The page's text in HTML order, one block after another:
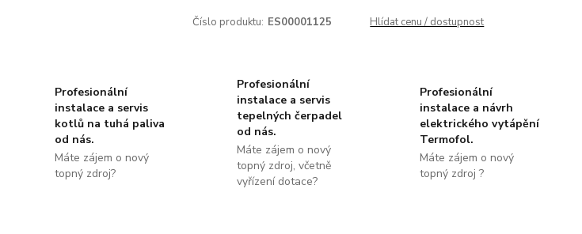
Číslo produktu: ES00001125 Hlídat cenu / dostupnost
Profesionální
instalace a servis
kotlů na tuhá paliva
od nás.
Máte zájem o nový
topný zdroj?
Profesionální
instalace a servis
tepelných čerpadel
od nás.
Máte zájem o nový
topný zdroj, včetně
vyřízení dotace?
Profesionální
instalace a návrh
elektrického vytápění
Termofol.
Máte zájem o nový
topný zdroj ?